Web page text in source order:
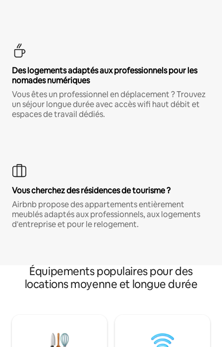
Des logements adaptés aux professionnels pour les
nomades numériques
Vous êtes un professionnel en déplacement ? Trouvez
un séjour longue durée avec accès wifi haut débit et
espaces de travail dédiés.
Vous cherchez des résidences de tourisme ?
Airbnb propose des appartements entièrement
meublés adaptés aux professionnels, aux logements
d'entreprise et pour le relogement.
Équipements populaires pour des
locations moyenne et longue durée